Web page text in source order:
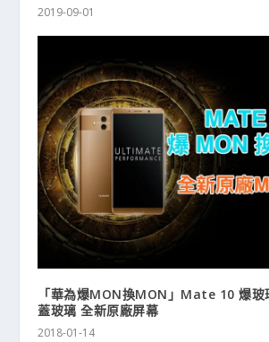
2019-09-01
「華為爆MON換MON」Mate 10 爆玻
蓋玻璃 全新原廠屏幕
2018-01-14